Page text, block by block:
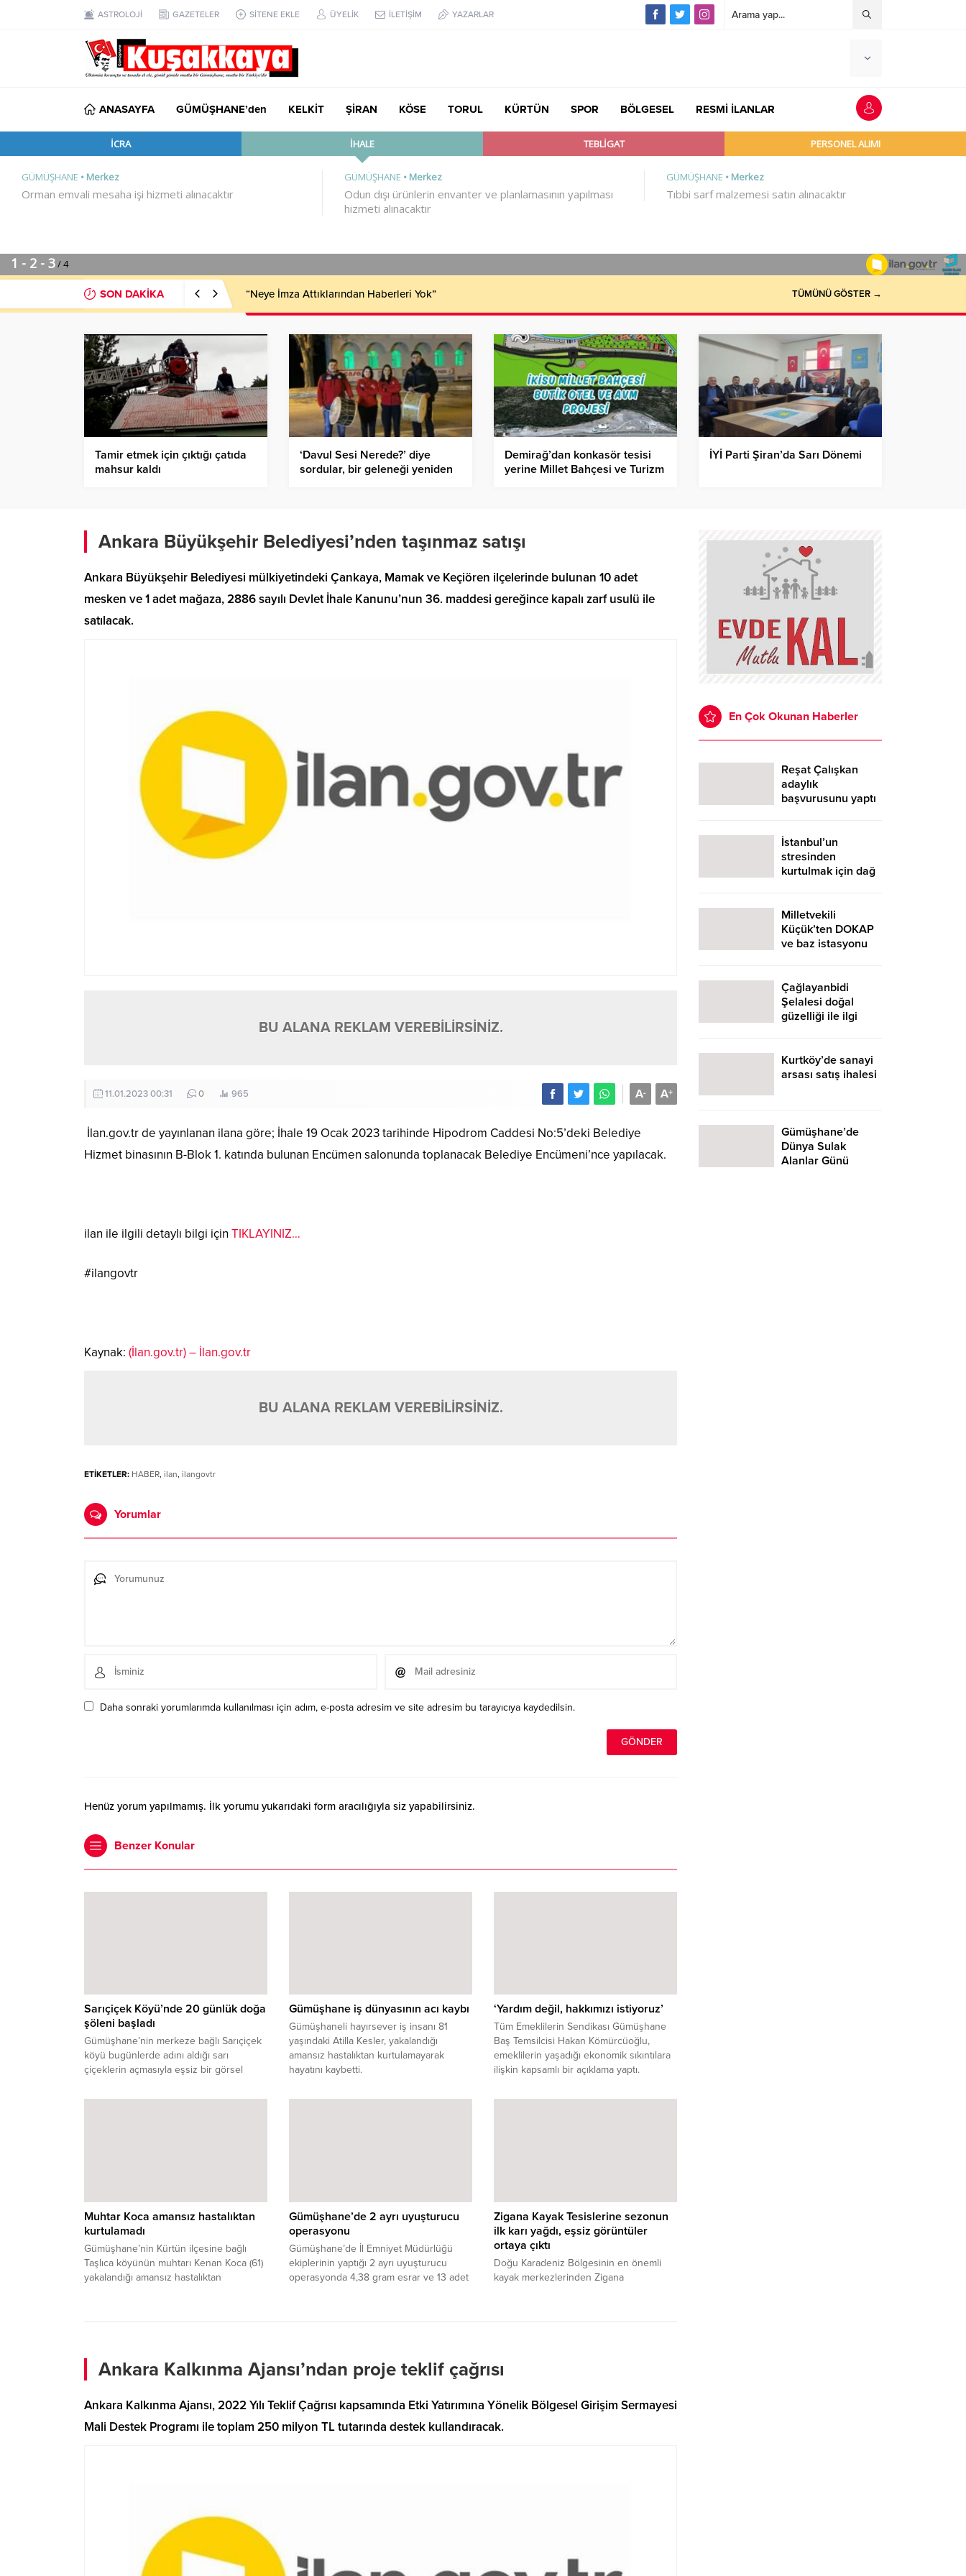
ASTROLOJİ GAZETELER SİTENE EKLE ÜYELİK İLETİŞİM YAZARLAR
ANASAYFA GÜMÜŞHANE’den KELKİT ŞİRAN KÖSE TORUL KÜRTÜN SPOR BÖLGESEL RESMİ İLANLAR
SON DAKİKA “Neye İmza Attıklarından Haberleri Yok” TÜMÜNÜ GÖSTER →
Tamir etmek için çıktığı çatıda
mahsur kaldı
‘Davul Sesi Nerede?’ diye
sordular, bir geleneği yeniden
Demirağ’dan konkasör tesisi
yerine Millet Bahçesi ve Turizm
İYİ Parti Şiran’da Sarı Dönemi
Ankara Büyükşehir Belediyesi’nden taşınmaz satışı
Ankara Büyükşehir Belediyesi mülkiyetindeki Çankaya, Mamak ve Keçiören ilçelerinde bulunan 10 adet
mesken ve 1 adet mağaza, 2886 sayılı Devlet İhale Kanunu’nun 36. maddesi gereğince kapalı zarf usulü ile
satılacak.
BU ALANA REKLAM VEREBİLİRSİNİZ.
11.01.2023 00:31 0 965 A+
A-
İlan.gov.tr de yayınlanan ilana göre; İhale 19 Ocak 2023 tarihinde Hipodrom Caddesi No:5’deki Belediye
Hizmet binasının B-Blok 1. katında bulunan Encümen salonunda toplanacak Belediye Encümeni’nce yapılacak.
ilan ile ilgili detaylı bilgi için TIKLAYINIZ…
#ilangovtr
Kaynak: (İlan.gov.tr) – İlan.gov.tr
BU ALANA REKLAM VEREBİLİRSİNİZ.
ETİKETLER: HABER, ilan, ilangovtr
Yorumlar
Daha sonraki yorumlarımda kullanılması için adım, e-posta adresim ve site adresim bu tarayıcıya kaydedilsin.
Henüz yorum yapılmamış. İlk yorumu yukarıdaki form aracılığıyla siz yapabilirsiniz.
Benzer Konular
Sarıçiçek Köyü’nde 20 günlük doğa
şöleni başladı
Gümüşhane’nin merkeze bağlı Sarıçiçek
köyü bugünlerde adını aldığı sarı
çiçeklerin açmasıyla eşsiz bir görsel
bin 80 metre yükseklikte bulunan köy, bu
Gümüşhane iş dünyasının acı kaybı
Gümüşhaneli hayırsever iş insanı 81
yaşındaki Atilla Kesler, yakalandığı
amansız hastalıktan kurtulamayarak
hayatını kaybetti.
‘Yardım değil, hakkımızı istiyoruz’
Tüm Emeklilerin Sendikası Gümüşhane
Baş Temsilcisi Hakan Kömürcüoğlu,
emeklilerin yaşadığı ekonomik sıkıntılara
ilişkin kapsamlı bir açıklama yaptı.
eden emeklilerin bugün insanca yaşam
Muhtar Koca amansız hastalıktan
kurtulamadı
Gümüşhane’nin Kürtün ilçesine bağlı
Taşlıca köyünün muhtarı Kenan Koca (61)
yakalandığı amansız hastalıktan
Gümüşhane’de 2 ayrı uyuşturucu
operasyonu
Gümüşhane’de İl Emniyet Müdürlüğü
ekiplerinin yaptığı 2 ayrı uyuşturucu
operasyonda 4,38 gram esrar ve 13 adet
Zigana Kayak Tesislerine sezonun
ilk karı yağdı, eşsiz görüntüler
ortaya çıktı
Doğu Karadeniz Bölgesinin en önemli
kayak merkezlerinden Zigana
denizden 2 bin 100 metre rakımda yer
alan ve Türkiye’nin ilk kayak
hemen her yıl...
Ankara Kalkınma Ajansı’ndan proje teklif çağrısı
Ankara Kalkınma Ajansı, 2022 Yılı Teklif Çağrısı kapsamında Etki Yatırımına Yönelik Bölgesel Girişim Sermayesi
Mali Destek Programı ile toplam 250 milyon TL tutarında destek kullandıracak.
En Çok Okunan Haberler
Reşat Çalışkan
adaylık
başvurusunu yaptı
İstanbul’un
stresinden
kurtulmak için dağ
terası oluşturdu
Milletvekili
Küçük’ten DOKAP
ve baz istasyonu
Çağlayanbidi
Şelalesi doğal
güzelliği ile ilgi
Kurtköy’de sanayi
arsası satış ihalesi
Gümüşhane’de
Dünya Sulak
Alanlar Günü